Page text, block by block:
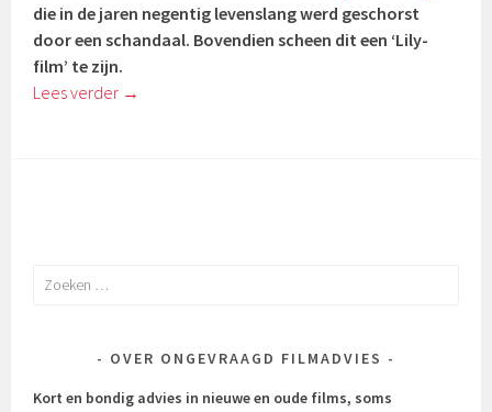
die in de jaren negentig levenslang werd geschorst
door een schandaal. Bovendien scheen dit een ‘Lily-
film’ te zijn.
Lees verder →
Zoeken
OVER ONGEVRAAGD FILMADVIES
Kort en bondig advies in nieuwe en oude films, soms